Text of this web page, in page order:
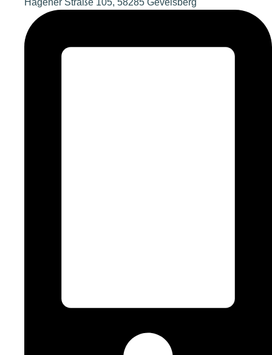
Hagener Straße 105, 58285 Gevelsberg